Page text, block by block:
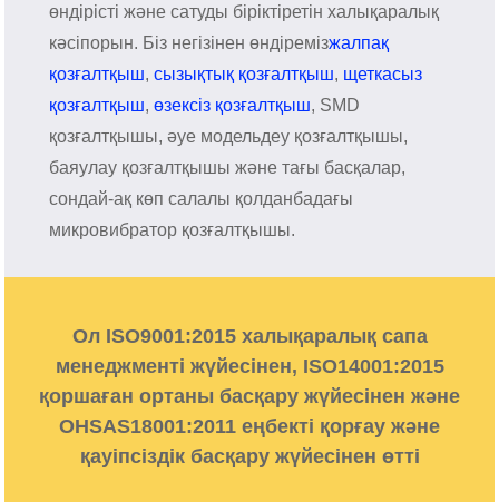
өндірісті және сатуды біріктіретін халықаралық
кәсіпорын. Біз негізінен өндіремізжалпақ
қозғалтқыш, сызықтық қозғалтқыш, щеткасыз
қозғалтқыш, өзексіз қозғалтқыш, SMD
қозғалтқышы, әуе модельдеу қозғалтқышы,
баяулау қозғалтқышы және тағы басқалар,
сондай-ақ көп салалы қолданбадағы
микровибратор қозғалтқышы.
Ол ISO9001:2015 халықаралық сапа
менеджменті жүйесінен, ISO14001:2015
қоршаған ортаны басқару жүйесінен және
OHSAS18001:2011 еңбекті қорғау және
қауіпсіздік басқару жүйесінен өтті